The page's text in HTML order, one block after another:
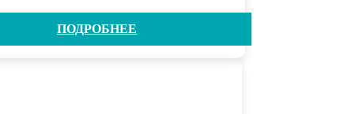
ПОДРОБНЕЕ